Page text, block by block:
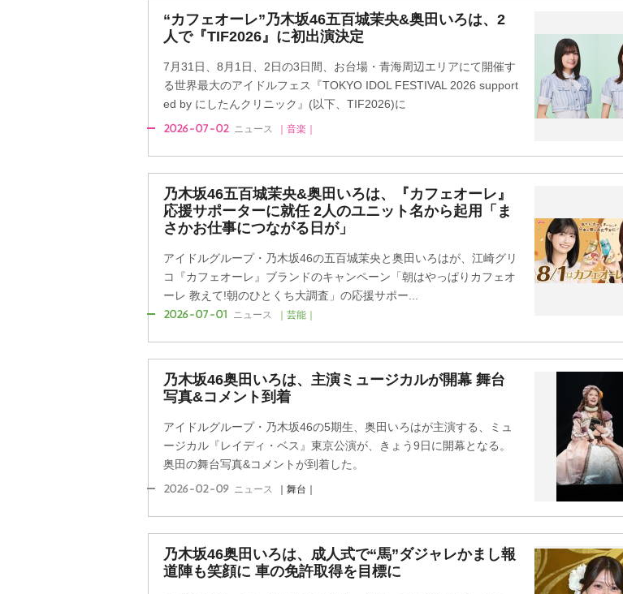
“カフェオーレ”乃木坂46五百城茉央&奥田いろは、2
人で『TIF2026』に初出演決定
7月31日、8月1日、2日の3日間、お台場・青海周辺エリアにて開催す
る世界最大のアイドルフェス『TOKYO IDOL FESTIVAL 2026 support
ed by にしたんクリニック』(以下、TIF2026)に
2026-07-02 ニュース ｜音楽｜
乃木坂46五百城茉央&奥田いろは、『カフェオーレ』
応援サポーターに就任 2人のユニット名から起用「ま
さかお仕事につながる日が」
アイドルグループ・乃木坂46の五百城茉央と奥田いろはが、江崎グリ
コ『カフェオーレ』ブランドのキャンペーン「朝はやっぱりカフェオ
ーレ 教えて!朝のひとくち大調査」の応援サポー...
2026-07-01 ニュース ｜芸能｜
乃木坂46奥田いろは、主演ミュージカルが開幕 舞台
写真&コメント到着
アイドルグループ・乃木坂46の5期生、奥田いろはが主演する、ミュ
ージカル『レイディ・ベス』東京公演が、きょう9日に開幕となる。
奥田の舞台写真&コメントが到着した。
2026-02-09 ニュース ｜舞台｜
乃木坂46奥田いろは、成人式で“馬”ダジャレかまし報
道陣も笑顔に 車の免許取得を目標に